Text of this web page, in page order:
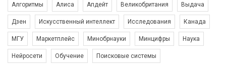
Алгоритмы Алиса Апдейт Великобритания Выдача
Дзен Искусственный интеллект Исследования Канада
МГУ Маркетплейс Минобрнауки Минцифры Наука
Нейросети Обучение Поисковые системы